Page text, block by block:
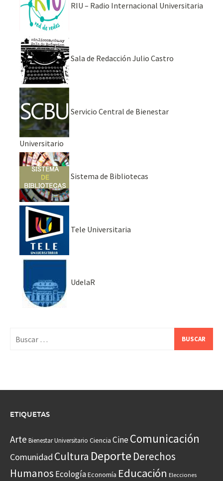
RIU – Radio Internacional Universitaria
Sala de Redacción Julio Castro
Servicio Central de Bienestar
Universitario
Sistema de Bibliotecas
Tele Universitaria
UdelaR
ETIQUETAS
Arte Bienestar Universitario Ciencia CineComunicación
Comunidad Cultura Deporte Derechos
Humanos EcologíaEconomía Educación Elecciones